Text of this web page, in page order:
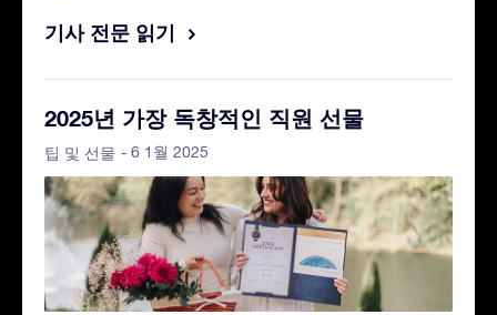
기사 전문 읽기
2025년 가장 독창적인 직원 선물
팁 및 선물 - 6 1월 2025